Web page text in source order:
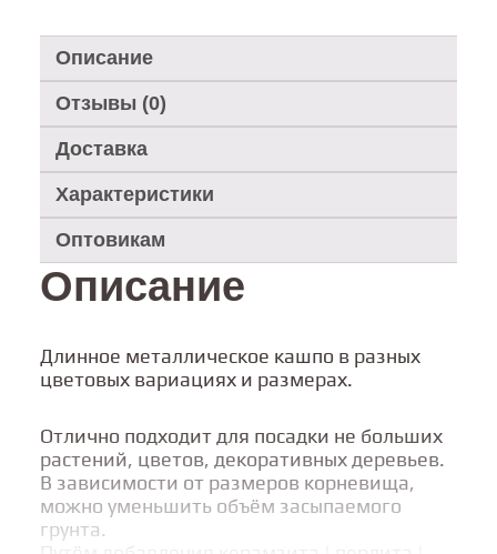
Описание
Отзывы (0)
Доставка
Характеристики
Оптовикам
Описание
Длинное металлическое кашпо в разных
цветовых вариациях и размерах.
Отлично подходит для посадки не больших
растений, цветов, декоративных деревьев.
В зависимости от размеров корневища,
можно уменьшить объём засыпаемого
грунта.